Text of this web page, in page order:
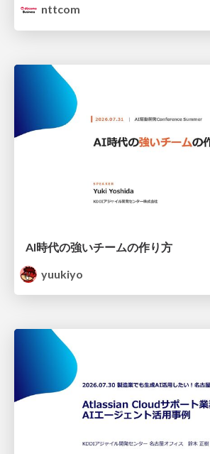
nttcom
AI時代の強いチームの作り方
yuukiyo